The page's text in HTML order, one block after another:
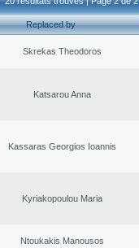
Replaced by
Skrekas Theodoros
Katsarou Anna
Kassaras Georgios Ioannis
Kyriakopoulou Maria
Ntoukakis Manousos